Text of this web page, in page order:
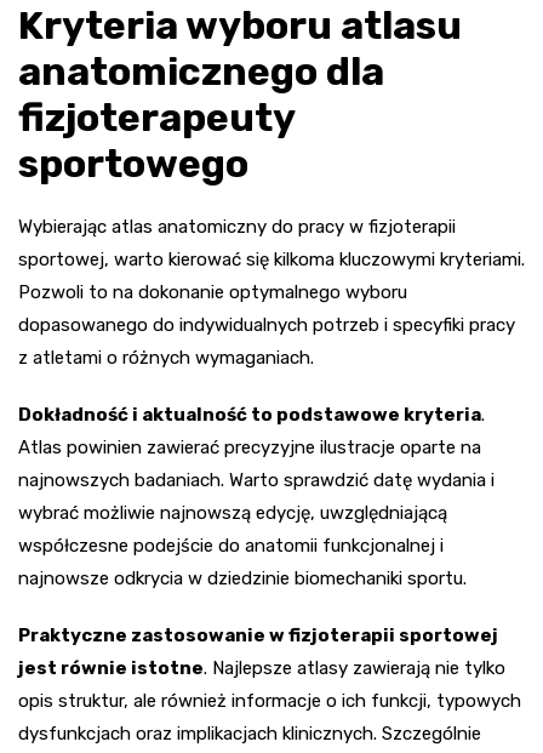
Kryteria wyboru atlasu
anatomicznego dla
fizjoterapeuty
sportowego
Wybierając atlas anatomiczny do pracy w fizjoterapii
sportowej, warto kierować się kilkoma kluczowymi kryteriami.
Pozwoli to na dokonanie optymalnego wyboru
dopasowanego do indywidualnych potrzeb i specyfiki pracy
z atletami o różnych wymaganiach.
Dokładność i aktualność to podstawowe kryteria.
Atlas powinien zawierać precyzyjne ilustracje oparte na
najnowszych badaniach. Warto sprawdzić datę wydania i
wybrać możliwie najnowszą edycję, uwzględniającą
współczesne podejście do anatomii funkcjonalnej i
najnowsze odkrycia w dziedzinie biomechaniki sportu.
Praktyczne zastosowanie w fizjoterapii sportowej
jest równie istotne. Najlepsze atlasy zawierają nie tylko
opis struktur, ale również informacje o ich funkcji, typowych
dysfunkcjach oraz implikacjach klinicznych. Szczególnie